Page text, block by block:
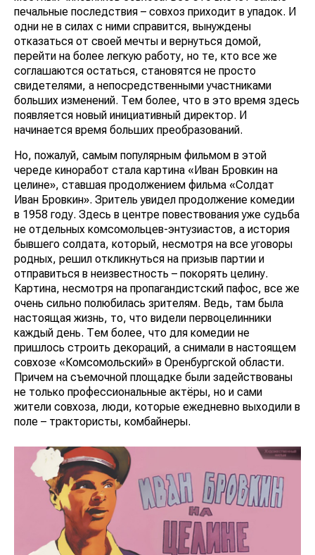
печальные последствия – совхоз приходит в упадок. И
одни не в силах с ними справится, вынуждены
отказаться от своей мечты и вернуться домой,
перейти на более легкую работу, но те, кто все же
соглашаются остаться, становятся не просто
свидетелями, а непосредственными участниками
больших изменений. Тем более, что в это время здесь
появляется новый инициативный директор. И
начинается время больших преобразований.
Но, пожалуй, самым популярным фильмом в этой
череде киноработ стала картина «Иван Бровкин на
целине», ставшая продолжением фильма «Солдат
Иван Бровкин». Зритель увидел продолжение комедии
в 1958 году. Здесь в центре повествования уже судьба
не отдельных комсомольцев-энтузиастов, а история
бывшего солдата, который, несмотря на все уговоры
родных, решил откликнуться на призыв партии и
отправиться в неизвестность – покорять целину.
Картина, несмотря на пропагандистский пафос, все же
очень сильно полюбилась зрителям. Ведь, там была
настоящая жизнь, то, что видели первоцелинники
каждый день. Тем более, что для комедии не
пришлось строить декораций, а снимали в настоящем
совхозе «Комсомольский» в Оренбургской области.
Причем на съемочной площадке были задействованы
не только профессиональные актёры, но и сами
жители совхоза, люди, которые ежедневно выходили в
поле – трактористы, комбайнеры.